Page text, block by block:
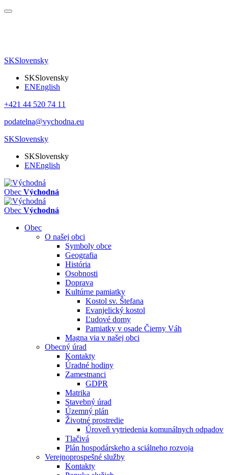
SKSlovensky
SKSlovensky
ENEnglish
+421 44 520 74 11
podatelna@vychodna.eu
SKSlovensky
SKSlovensky
ENEnglish
Obec Východná
Obec Východná
Obec
O našej obci
Symboly obce
Geografia
História
Osobnosti
Doprava
Kultúrne pamiatky
Kostol sv. Štefana
Evanjelický kostol
Ľudové domy
Pamiatky v osade Čierny Váh
Magna via v našej obci
Obecný úrad
Kontakty
Úradné hodiny
Zamestnanci
GDPR
Matrika
Stavebný úrad
Územný plán
Životné prostredie
Úroveň vytriedenia komunálnych odpadov
Tlačivá
Plán hospodárskeho a sciálneho rozvoja
Verejnoprospešné služby
Kontakty